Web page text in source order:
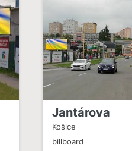
Jantárova
Košice
billboard